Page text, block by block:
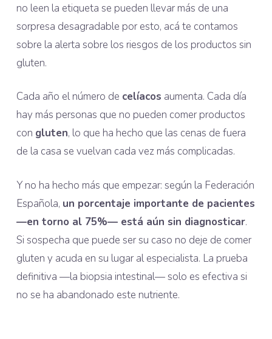
no leen la etiqueta se pueden llevar más de una
sorpresa desagradable por esto, acá te contamos
sobre la alerta sobre los riesgos de los productos sin
gluten.
Cada año el número de celíacos aumenta. Cada día
hay más personas que no pueden comer productos
con gluten, lo que ha hecho que las cenas de fuera
de la casa se vuelvan cada vez más complicadas.
Y no ha hecho más que empezar: según la Federación
Española, un porcentaje importante de pacientes
—en torno al 75%— está aún sin diagnosticar.
Si sospecha que puede ser su caso no deje de comer
gluten y acuda en su lugar al especialista. La prueba
definitiva —la biopsia intestinal— solo es efectiva si
no se ha abandonado este nutriente.